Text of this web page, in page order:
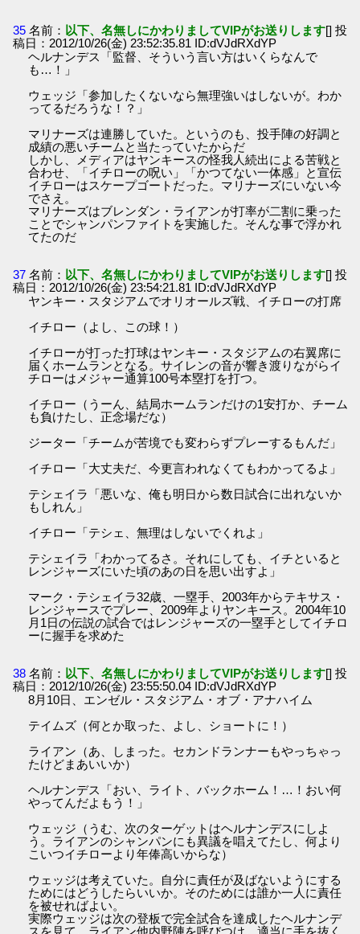
35 名前： 以下、名無しにかわりましてVIPがお送りします[] 投
稿日：2012/10/26(金) 23:52:35.81 ID:dVJdRXdYP
ヘルナンデス「監督、そういう言い方はいくらなんで
も…！」
ウェッジ「参加したくないなら無理強いはしないが。わか
ってるだろうな！？」
マリナーズは連勝していた。というのも、投手陣の好調と
成績の悪いチームと当たっていたからだ
しかし、メディアはヤンキースの怪我人続出による苦戦と
合わせ、「イチローの呪い」「かつてない一体感」と宣伝
イチローはスケープゴートだった。マリナーズにいない今
でさえ。
マリナーズはブレンダン・ライアンが打率が二割に乗った
ことでシャンパンファイトを実施した。そんな事で浮かれ
てたのだ
37 名前： 以下、名無しにかわりましてVIPがお送りします[] 投
稿日：2012/10/26(金) 23:54:21.81 ID:dVJdRXdYP
ヤンキー・スタジアムでオリオールズ戦、イチローの打席
イチロー（よし、この球！）
イチローが打った打球はヤンキー・スタジアムの右翼席に
届くホームランとなる。サイレンの音が響き渡りながらイ
チローはメジャー通算100号本塁打を打つ。
イチロー（うーん、結局ホームランだけの1安打か、チーム
も負けたし、正念場だな）
ジーター「チームが苦境でも変わらずプレーするもんだ」
イチロー「大丈夫だ、今更言われなくてもわかってるよ」
テシェイラ「悪いな、俺も明日から数日試合に出れないか
もしれん」
イチロー「テシェ、無理はしないでくれよ」
テシェイラ「わかってるさ。それにしても、イチといると
レンジャーズにいた頃のあの日を思い出すよ」
マーク・テシェイラ32歳、一塁手、2003年からテキサス・
レンジャースでプレー、2009年よりヤンキース。2004年10
月1日の伝説の試合ではレンジャーズの一塁手としてイチロ
ーに握手を求めた
38 名前： 以下、名無しにかわりましてVIPがお送りします[] 投
稿日：2012/10/26(金) 23:55:50.04 ID:dVJdRXdYP
8月10日、エンゼル・スタジアム・オブ・アナハイム
テイムズ（何とか取った、よし、ショートに！）
ライアン（あ、しまった。セカンドランナーもやっちゃっ
たけどまあいいか）
ヘルナンデス「おい、ライト、バックホーム！…！おい何
やってんだよもう！」
ウェッジ（うむ、次のターゲットはヘルナンデスにしよ
う。ライアンのシャンパンにも異議を唱えてたし、何より
こいつイチローより年俸高いからな）
ウェッジは考えていた。自分に責任が及ばないようにする
ためにはどうしたらいいか。そのためには誰か一人に責任
を被せればよい。
実際ウェッジは次の登板で完全試合を達成したヘルナンデ